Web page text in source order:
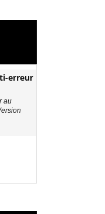
erreur
au